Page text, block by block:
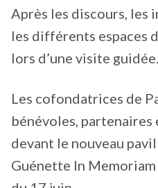
Après les discours, les
les différents espaces
lors d’une visite guidée.
Les cofondatrices de
bénévoles, partenaires
devant le nouveau
Guénette In